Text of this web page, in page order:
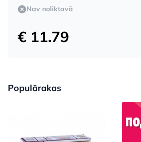
Nav noliktavā
€ 11.79
Populārakas